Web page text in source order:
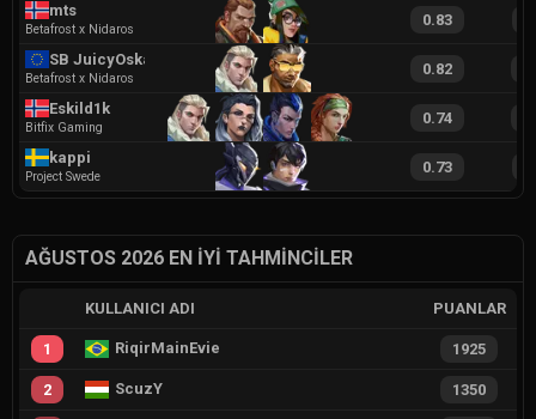
mts
Betafrost x Nidaros
0.83
SB JuicyOskar
Betafrost x Nidaros
0.82
Eskild1k
Bitfix Gaming
0.74
kappi
Project Swede
0.73
AĞUSTOS 2026 EN İYI TAHMINCILER
KULLANICI ADI PUANLAR
1 RiqirMainEvie 1925
2 ScuzY 1350